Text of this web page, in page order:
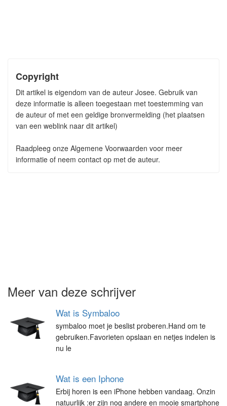
Copyright
Dit artikel is eigendom van de auteur Josee. Gebruik van
deze informatie is alleen toegestaan met toestemming van
de auteur of met een geldige bronvermelding (het plaatsen
van een weblink naar dit artikel)
Raadpleeg onze Algemene Voorwaarden voor meer
informatie of neem contact op met de auteur.
Meer van deze schrijver
Wat is Symbaloo
symbaloo moet je beslist proberen.Hand om te
gebruiken.Favorieten opslaan en netjes indelen is
nu le
Wat is een Iphone
Erbij horen is een iPhone hebben vandaag. Onzin
natuurlijk :er zijn nog andere en mooie smartphone